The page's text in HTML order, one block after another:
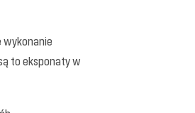
wykonanie
to eksponaty w